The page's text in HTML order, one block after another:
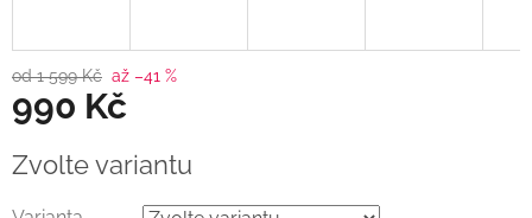
od 1 599 Kč až –41 %
990 Kč
cena:
Zvolte variantu